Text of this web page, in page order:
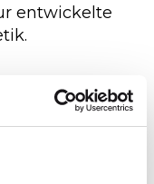
entwickelte